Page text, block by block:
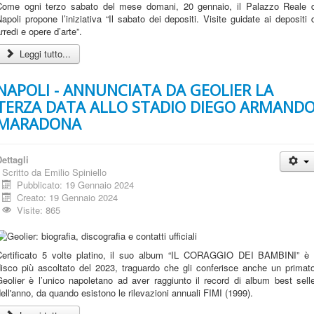
ogni terzo sabato del mese domani, 20 gennaio, il Palazzo Reale
propone l’iniziativa “Il sabato dei depositi. Visite guidate ai depositi
e opere d’arte”.
Leggi tutto...
- ANNUNCIATA DA GEOLIER LA
DATA ALLO STADIO DIEGO
Scritto da Emilio Spiniello
Pubblicato: 19 Gennaio 2024
Creato: 19 Gennaio 2024
Visite: 865
5 volte platino, il suo album “IL CORAGGIO DEI BAMBINI” è
più ascoltato del 2023, traguardo che gli conferisce anche un
è l’unico napoletano ad aver raggiunto il record di album best
da quando esistono le rilevazioni annuali FIMI (1999).